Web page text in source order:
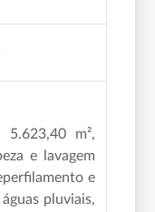
5.623,40 m²,
e lavagem
e
pluviais,